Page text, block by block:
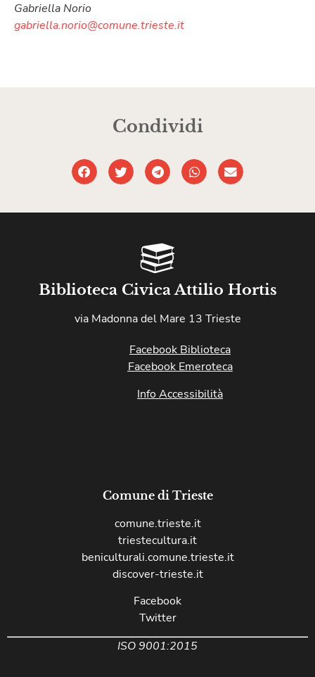
Gabriella Norio
gabriella.norio@comune.trieste.it
Condividi
Biblioteca Civica Attilio Hortis
via Madonna del Mare 13 Trieste
Facebook Biblioteca
Facebook Emeroteca
Info Accessibilità
Comune di Trieste
comune.trieste.it
triestecultura.it
beniculturali.comune.trieste.it
discover-trieste.it
Facebook
Twitter
ISO 9001:2015